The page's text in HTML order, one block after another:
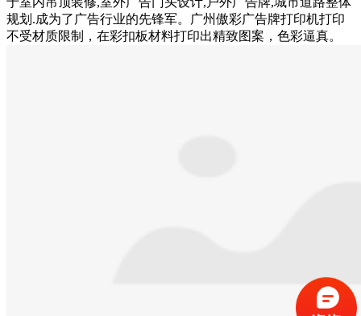
规划.成为了广告行业的先锋军。广州傲彩广告牌打印机打印
不受材质限制，在彩扣板材料打印出精致图案，色彩逼真。